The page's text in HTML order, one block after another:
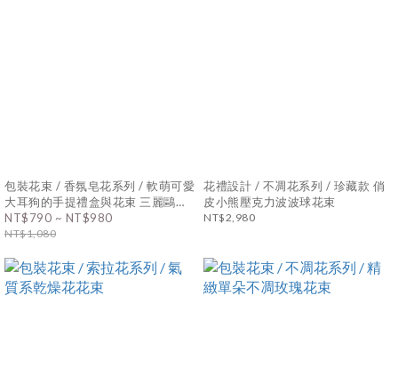
包裝花束 / 香氛皂花系列 / 軟萌可愛
大耳狗的手提禮盒與花束 三麗鷗シ
ナモロール
NT$790 ~ NT$980
NT$1,080
花禮設計 / 不凋花系列 / 珍藏款 俏
皮小熊壓克力波波球花束
NT$2,980